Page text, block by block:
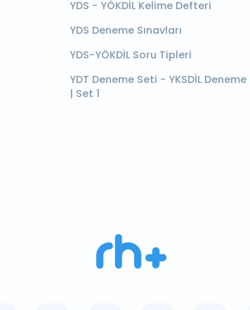
YDS - YÖKDİL Kelime Defteri
YDS Deneme Sınavları
YDS-YÖKDİL Soru Tipleri
YDT Deneme Seti - YKSDİL
| Set 1